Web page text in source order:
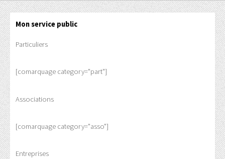
Mon service public
Particuliers
[comarquage category="part"]
Associations
[comarquage category="asso"]
Entreprises